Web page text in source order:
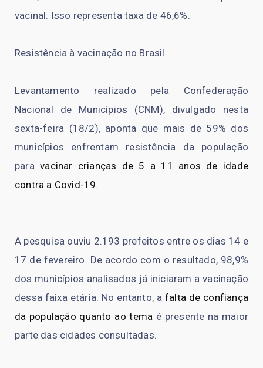
vacinal. Isso representa taxa de 46,6%.
Resistência à vacinação no Brasil
Levantamento realizado pela Confederação
Nacional de Municípios (CNM), divulgado nesta
sexta-feira (18/2), aponta que mais de 59% dos
municípios enfrentam resistência da população
paravacinar crianças de 5 a 11 anos de idade
contra a Covid-19.
A pesquisa ouviu 2.193 prefeitos entre os dias 14 e
17 de fevereiro. De acordo com o resultado, 98,9%
dos municípios analisados já iniciaram a vacinação
dessa faixa etária. No entanto, a falta de confiança
da população quanto ao tema é presente na maior
parte das cidades consultadas.